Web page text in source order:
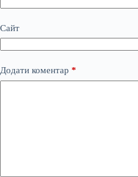
Сайт
Додати коментар *